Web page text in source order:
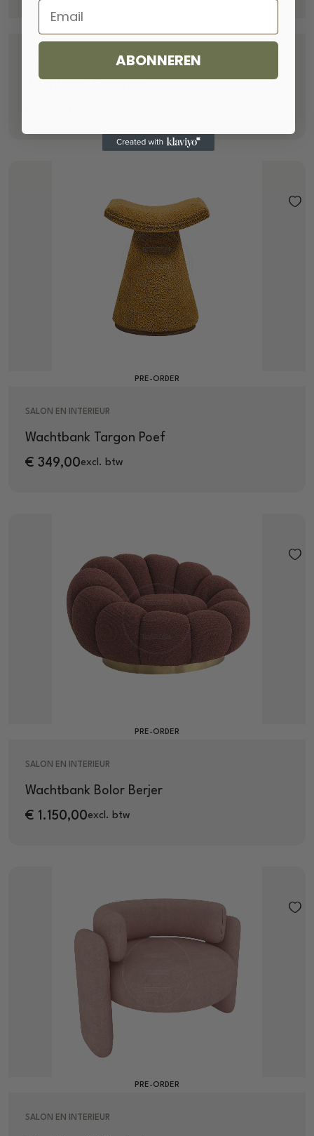
PRE-ORDER
SALON EN INTERIEUR
Wachtbank Targon Poef
€ 349,00excl. btw
PRE-ORDER
SALON EN INTERIEUR
Wachtbank Bolor Berjer
€ 1.150,00excl. btw
PRE-ORDER
SALON EN INTERIEUR
Email
ABONNEREN